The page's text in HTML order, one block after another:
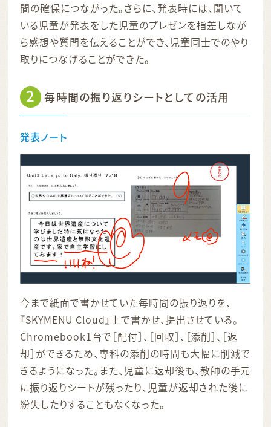
間の確保につながった。さらに、発表時には、聞いて
いる児童が発表をした児童のプレゼンを指差しなが
ら感想や質問を伝えることができ、児童同士でのやり
取りにつなげることができた。
2 毎時間の振り返りシートとしての活用
発表ノート
今まで紙面で書かせていた毎時間の振り返りを、
『SKYMENU Cloud』上で書かせ、提出させている。
Chromebook1台で［配付］、［回収］、［添削］、［返
却］ができるため、専科の添削の時間も大幅に削減で
きるようになった。また、児童に返却後も、教師の手元
に振り返りシートが残ったり、児童が返却された後に
紛失したりすることもなくなった。